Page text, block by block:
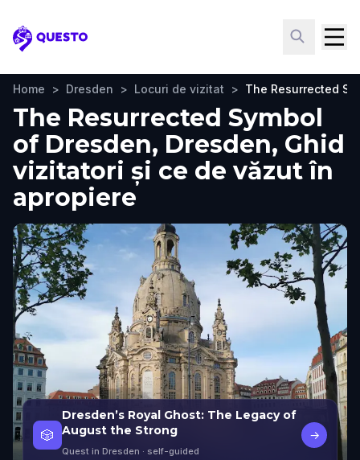
Questo
Home > Dresden > Locuri de vizitat > The Resurrected
The Resurrected Symbol
of Dresden, Dresden, Ghid
vizitatori și ce de văzut în
apropiere
🎲
Dresden’s Royal Ghost: The Legacy of
August the Strong
Quest in Dresden · self-guided
→